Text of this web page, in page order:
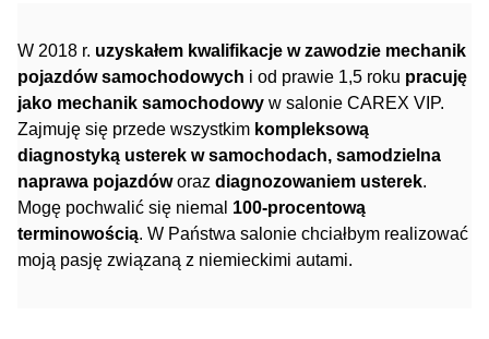
W 2018 r. uzyskałem kwalifikacje w zawodzie mechanik
pojazdów samochodowych i od prawie 1,5 roku pracuję
jako mechanik samochodowy w salonie CAREX VIP.
Zajmuję się przede wszystkim kompleksową
diagnostyką usterek w samochodach, samodzielna
naprawa pojazdóworaz diagnozowaniem usterek.
Mogę pochwalić się niemal 100-procentową
terminowością. W Państwa salonie chciałbym realizować
moją pasję związaną z niemieckimi autami.